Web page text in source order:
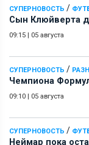
СУПЕРНОВОСТЬ /
Сын Клюйверта
09:15 | 05 августа
СУПЕРНОВОСТЬ /
Чемпиона
09:10 | 05 августа
СУПЕРНОВОСТЬ /
Неймар пока